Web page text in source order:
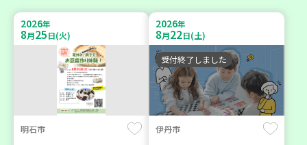
2026年
8月25日(火)
明石市
2026年
8月22日(土)
受付終了しました
伊丹市